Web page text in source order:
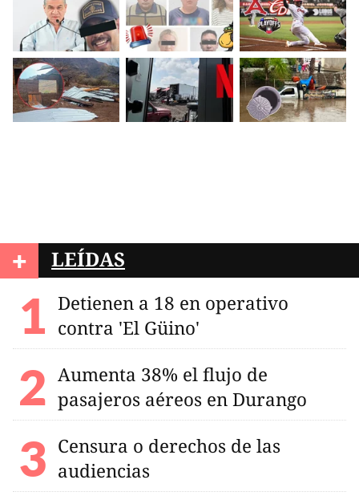
+ LEÍDAS
Detienen a 18 en operativo
contra 'El Güino'
Aumenta 38% el flujo de
pasajeros aéreos en Durango
Censura o derechos de las
audiencias